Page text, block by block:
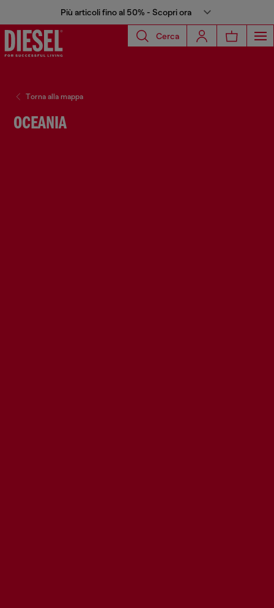
Più articoli fino al 50% - Scopri ora
Cerca
OCEANIA
Torna alla mappa